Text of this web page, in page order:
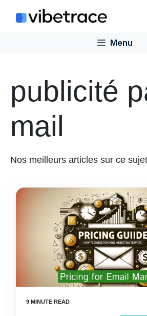
Menu
publicité
mail
Nos meilleurs articles sur ce